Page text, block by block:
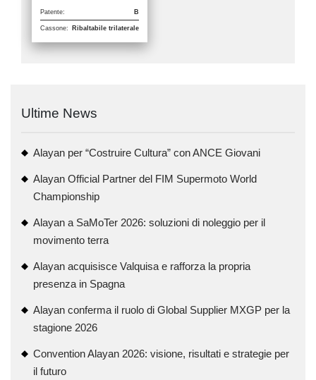
Patente: B
Cassone: Ribaltabile trilaterale
Ultime News
Alayan per “Costruire Cultura” con ANCE Giovani
Alayan Official Partner del FIM Supermoto World
Championship
Alayan a SaMoTer 2026: soluzioni di noleggio per il
movimento terra
Alayan acquisisce Valquisa e rafforza la propria
presenza in Spagna
Alayan conferma il ruolo di Global Supplier MXGP per la
stagione 2026
Convention Alayan 2026: visione, risultati e strategie per
il futuro